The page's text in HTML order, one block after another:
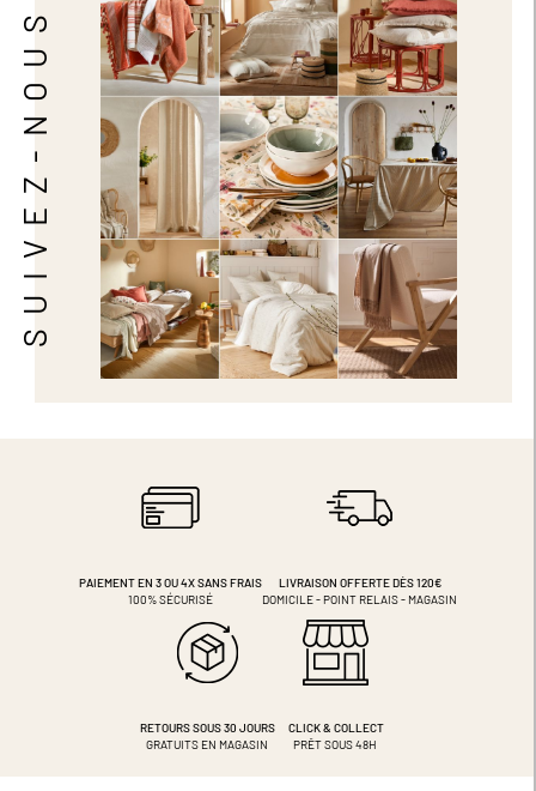
SUIVEZ-NOUS
PAIEMENT EN 3 OU 4XSANS FRAIS
100% SÉCURISÉ
LIVRAISON OFFERTE DÈS 120€
DOMICILE - POINT RELAIS - MAGASIN
RETOURS SOUS 30 JOURS
GRATUITS EN MAGASIN
CLICK & COLLECT
PRÊT SOUS 48H